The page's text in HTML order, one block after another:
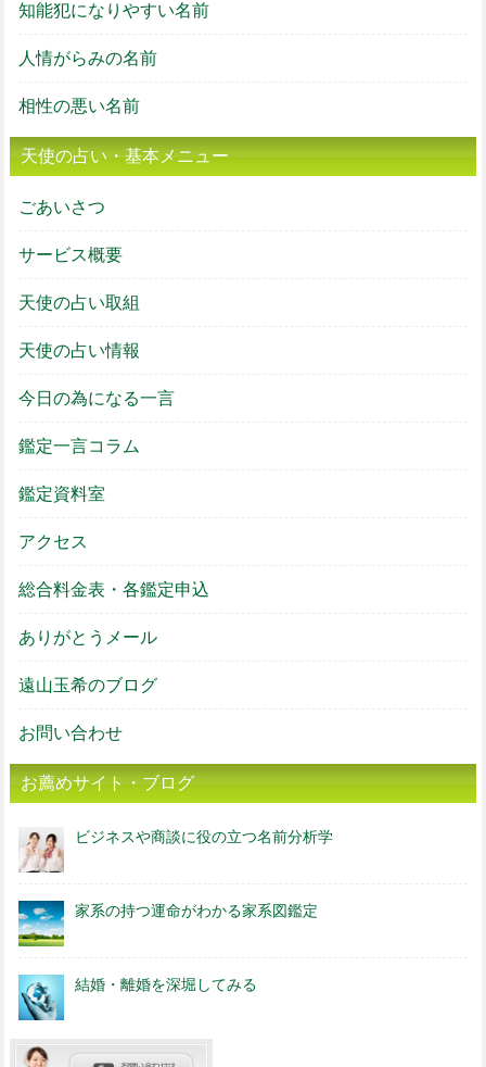
知能犯になりやすい名前
人情がらみの名前
相性の悪い名前
天使の占い・基本メニュー
ごあいさつ
サービス概要
天使の占い取組
天使の占い情報
今日の為になる一言
鑑定一言コラム
鑑定資料室
アクセス
総合料金表・各鑑定申込
ありがとうメール
遠山玉希のブログ
お問い合わせ
お薦めサイト・ブログ
ビジネスや商談に役の立つ名前分析学
家系の持つ運命がわかる家系図鑑定
結婚・離婚を深堀してみる